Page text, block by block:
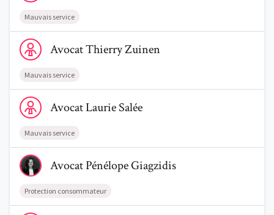
Mauvais service
Voir le profil de AvocatThierry Zuinen
AvocatThierryZuinen
Mauvais service
Voir le profil de AvocatLaurie Salée
AvocatLaurieSalée
Mauvais service
Voir le profil de AvocatPénélope Giagzidis
AvocatPénélopeGiagzidis
Protection consommateur
Voir le profil de AvocatJulian Delplanche